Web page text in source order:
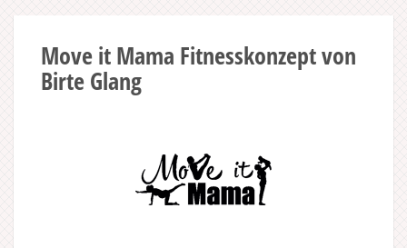
Move it Mama Fitnesskonzept von
Birte Glang